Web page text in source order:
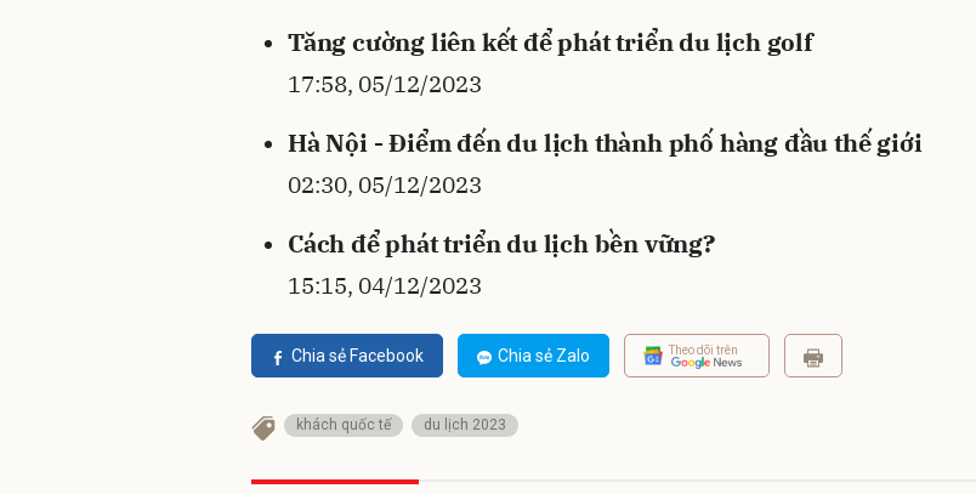
Tăng cường liên kết để phát triển du lịch golf
17:58, 05/12/2023
Hà Nội - Điểm đến du lịch thành phố hàng đầu thế giới
02:30, 05/12/2023
Cách để phát triển du lịch bền vững?
15:15, 04/12/2023
Chia sẻ Facebook Chia sẻ Zalo Theo dõi trên
khách quốc tế du lịch 2023